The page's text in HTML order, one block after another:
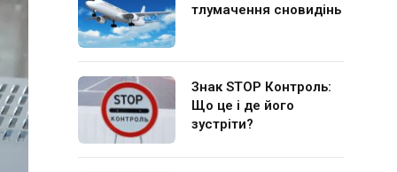
тлумачення сновидінь
Знак STOP Контроль:
Що це і де його
зустріти?